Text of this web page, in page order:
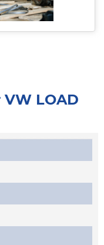
LOAD